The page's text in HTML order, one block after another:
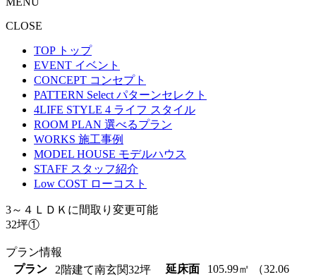
CLOSE
TOP トップ
EVENT イベント
CONCEPT コンセプト
PATTERN Select パターンセレクト
4LIFE STYLE 4 ライフ スタイル
ROOM PLAN 選べるプラン
WORKS 施工事例
MODEL HOUSE モデルハウス
STAFF スタッフ紹介
Low COST ローコスト
3～４ＬＤＫに間取り変更可能
32坪①
プラン情報
プラン
2階建て南玄関32坪
延床面
105.99㎡ （32.06